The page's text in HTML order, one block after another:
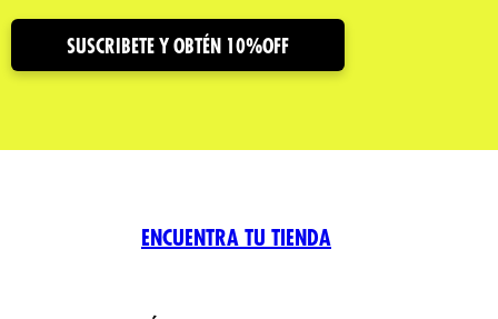
SUSCRIBETE Y OBTÉN 10%OFF
ENCUENTRA TU TIENDA